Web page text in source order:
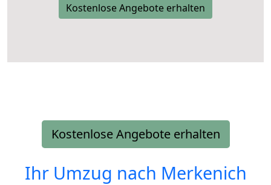
Kostenlose Angebote erhalten
Kostenlose Angebote erhalten
Ihr Umzug nach Merkenich